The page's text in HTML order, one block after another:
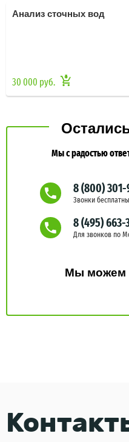
Анализ сточных вод
30 000 руб.
Мы с радостью
8 (800)
Звонки
8 (495) 663-
Для звонков по
Мы можем